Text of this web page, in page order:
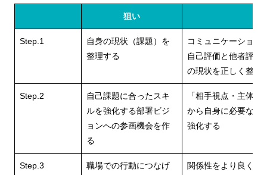
狙い
Step.1
自身の現状（課題）を
整理する
コミュニケーション
自己評価と他者評価
の現状を正しく整理
Step.2
自己課題に合ったスキ
ルを強化する部署ビジ
ョンへの参画機会を作
る
「相手視点・主体
から自身に必要なコ
強化する
Step.3
職場での行動につなげ
関係性をより良くし